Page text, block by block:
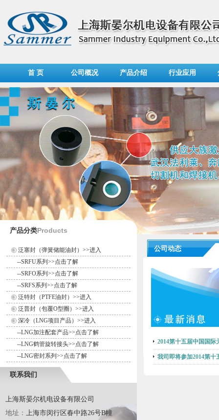
首 页 公司概况 产品介绍 行业应用
产品分类Products
泛塞封（弹簧储能油封）>>进入
--SRFU系列>>点击了解
--SRFO系列>>点击了解
--SRFS系列>>点击了解
泛特封（PTFE油封）>>进入
泛普封（包覆O型圈）>>进入
深冷（LNG项目产品）>>进入
--LNG加注配套产品>>点击了解
--LNG鹤管旋转接头>>点击了解
--LNG密封系列>>点击了解
联系我们
上海斯晏尔机电设备有限公司
地址： 上海市闵行区春中路26号B幢
公司动态
2014第十五届中国国
我司即将参加2014第